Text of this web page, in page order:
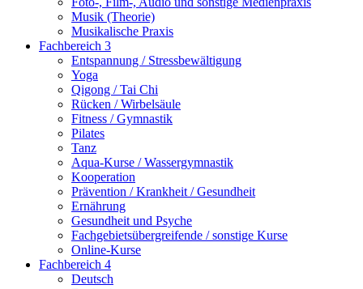
Musik (Theorie)
Musikalische Praxis
Fachbereich 3
Entspannung / Stressbewältigung
Yoga
Qigong / Tai Chi
Rücken / Wirbelsäule
Fitness / Gymnastik
Pilates
Tanz
Aqua-Kurse / Wassergymnastik
Kooperation
Prävention / Krankheit / Gesundheit
Ernährung
Gesundheit und Psyche
Fachgebietsübergreifende / sonstige Kurse
Online-Kurse
Fachbereich 4
Deutsch